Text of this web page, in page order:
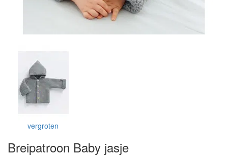
vergroten
Breipatroon Baby jasje